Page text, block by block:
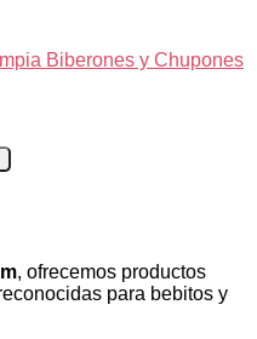
Biberones y Chupones
, ofrecemos productos
para bebitos y